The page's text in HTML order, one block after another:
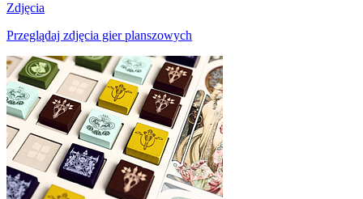
Zdjęcia
Przeglądaj zdjęcia gier planszowych